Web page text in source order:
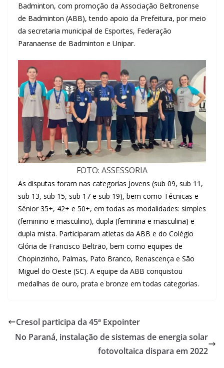
Badminton, com promoção da Associação Beltronense
de Badminton (ABB), tendo apoio da Prefeitura, por meio
da secretaria municipal de Esportes, Federação
Paranaense de Badminton e Unipar.
FOTO: ASSESSORIA
As disputas foram nas categorias Jovens (sub 09, sub 11,
sub 13, sub 15, sub 17 e sub 19), bem como Técnicas e
Sênior 35+, 42+ e 50+, em todas as modalidades: simples
(feminino e masculino), dupla (feminina e masculina) e
dupla mista. Participaram atletas da ABB e do Colégio
Glória de Francisco Beltrão, bem como equipes de
Chopinzinho, Palmas, Pato Branco, Renascença e São
Miguel do Oeste (SC). A equipe da ABB conquistou
medalhas de ouro, prata e bronze em todas categorias.
Cresol participa da 45ª Expointer
No Paraná, instalação de sistemas de energia solar
fotovoltaica dispara em 2022